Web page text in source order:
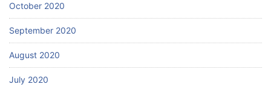
October 2020
September 2020
August 2020
July 2020